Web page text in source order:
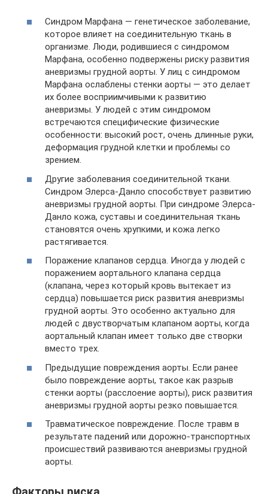
Синдром Марфана — генетическое заболевание,
которое влияет на соединительную ткань в
организме. Люди, родившиеся с синдромом
Марфана, особенно подвержены риску развития
аневризмы грудной аорты. У лиц с синдромом
Марфана ослаблены стенки аорты — это делает
их более восприимчивыми к развитию
аневризмы. У людей с этим синдромом
встречаются специфические физические
особенности: высокий рост, очень длинные руки,
деформация грудной клетки и проблемы со
зрением.
Другие заболевания соединительной ткани.
Синдром Элерса-Данло способствует развитию
аневризмы грудной аорты. При синдроме Элерса-
Данло кожа, суставы и соединительная ткань
становятся очень хрупкими, и кожа легко
растягивается.
Поражение клапанов сердца. Иногда у людей с
поражением аортального клапана сердца
(клапана, через который кровь вытекает из
сердца) повышается риск развития аневризмы
грудной аорты. Это особенно актуально для
людей с двустворчатым клапаном аорты, когда
аортальный клапан имеет только две створки
вместо трех.
Предыдущие повреждения аорты. Если ранее
было повреждение аорты, такое как разрыв
стенки аорты (расслоение аорты), риск развития
аневризмы грудной аорты резко повышается.
Травматическое повреждение. После травм в
результате падений или дорожно-транспортных
происшествий развиваются аневризмы грудной
аорты.